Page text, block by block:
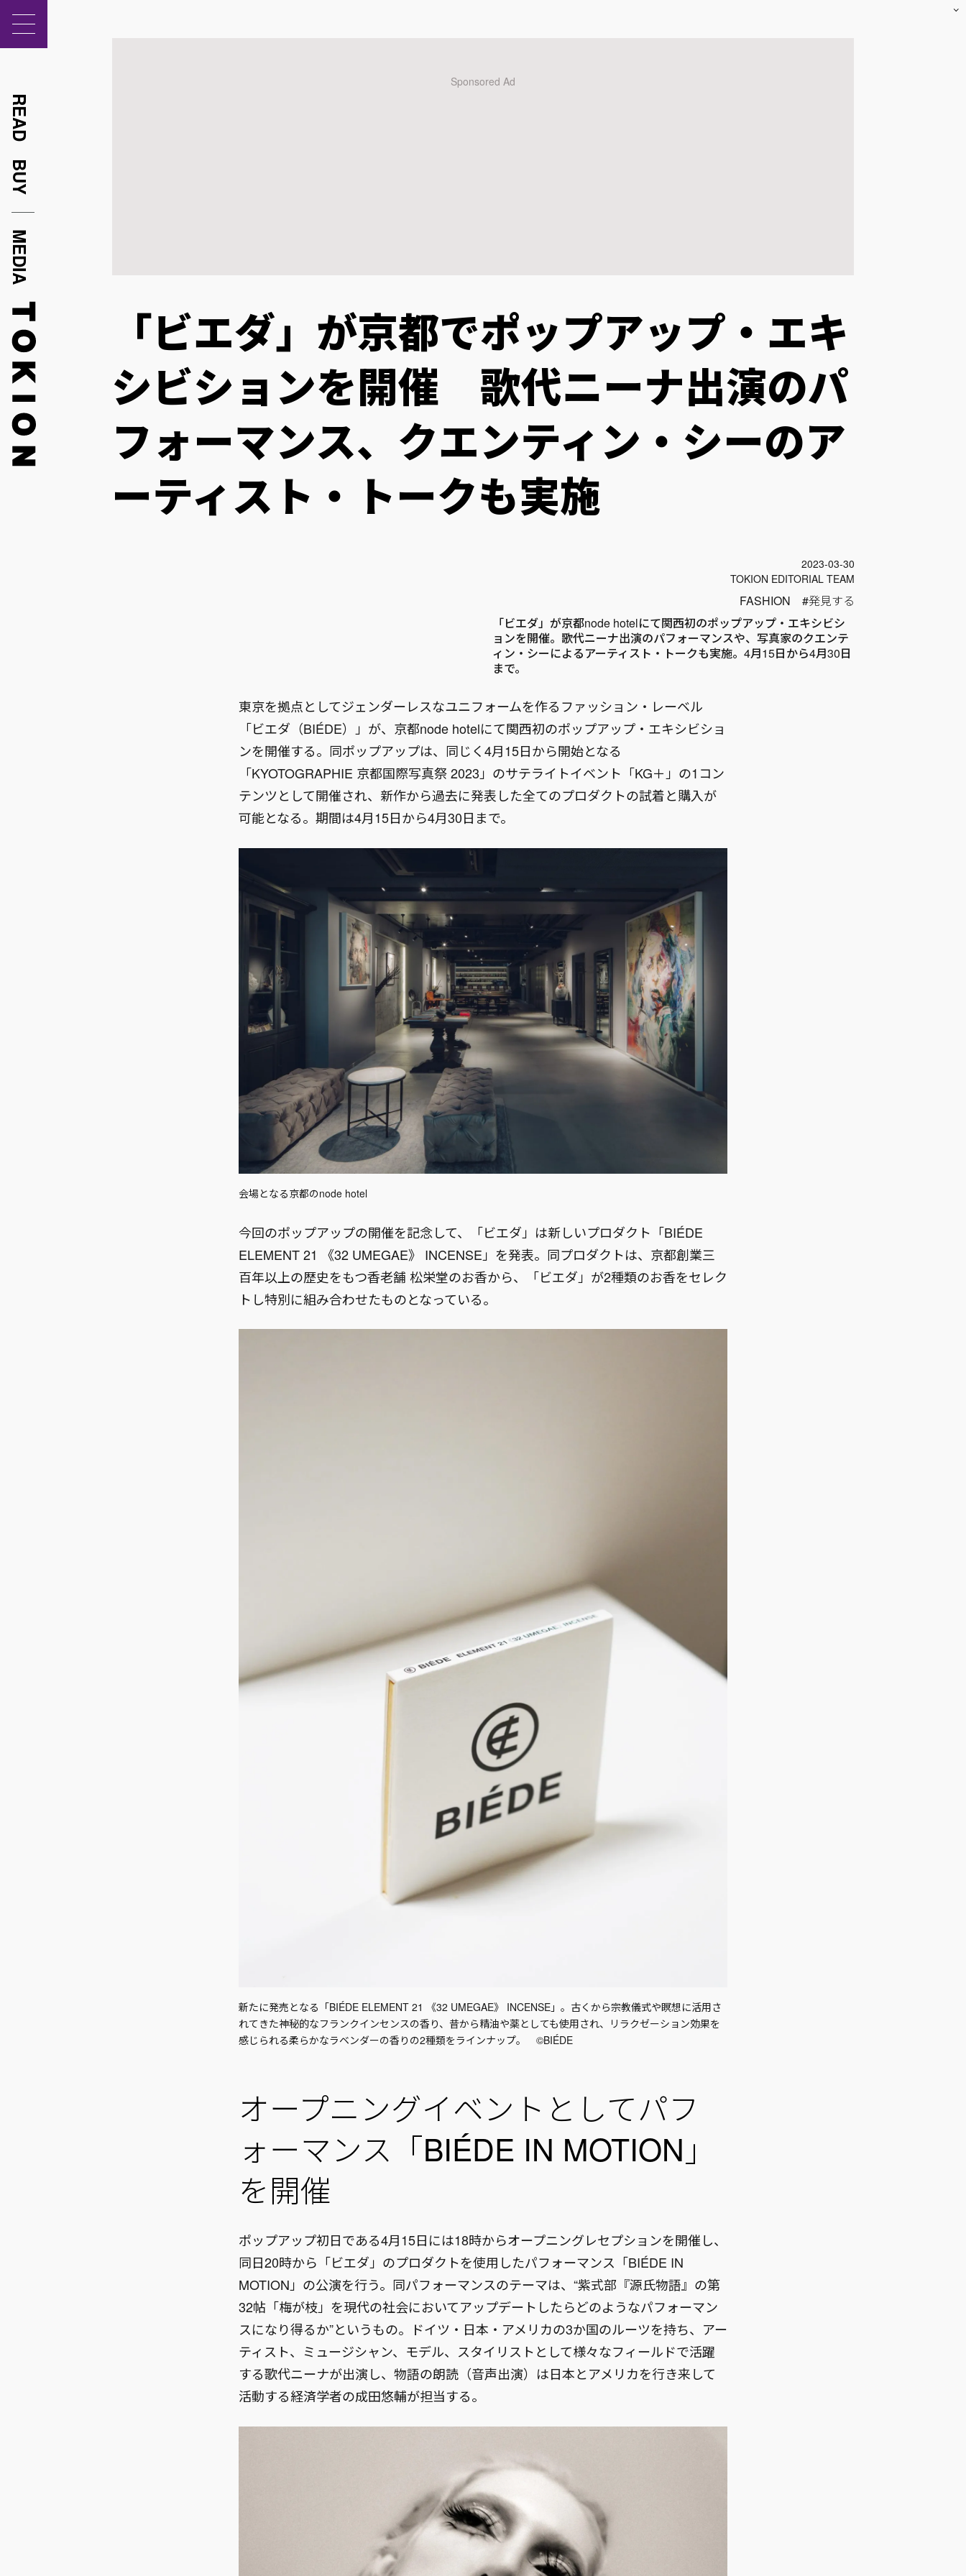
READ
BUY
MEDIA
「ビエダ」が京都でポップアップ・エキ
シビションを開催 歌代ニーナ出演のパ
フォーマンス、クエンティン・シーのア
ーティスト・トークも実施
投稿日
2023-03-30
Author
TOKION EDITORIAL TEAM
FASHION
発見する
「ビエダ」が京都node hotelにて関西初のポップアップ・エキシビシ
ョンを開催。歌代ニーナ出演のパフォーマンスや、写真家のクエンテ
ィン・シーによるアーティスト・トークも実施。4月15日から4月30日
まで。
東京を拠点としてジェンダーレスなユニフォームを作るファッション・レーベル
「ビエダ（BIÉDE）」が、京都node hotelにて関西初のポップアップ・エキシビショ
ンを開催する。同ポップアップは、同じく4月15日から開始となる
「KYOTOGRAPHIE 京都国際写真祭 2023」のサテライトイベント「KG＋」の1コン
テンツとして開催され、新作から過去に発表した全てのプロダクトの試着と購入が
可能となる。期間は4月15日から4月30日まで。
会場となる京都のnode hotel
今回のポップアップの開催を記念して、「ビエダ」は新しいプロダクト「BIÉDE
ELEMENT 21 《32 UMEGAE》 INCENSE」を発表。同プロダクトは、京都創業三
百年以上の歴史をもつ香老舗 松栄堂のお香から、「ビエダ」が2種類のお香をセレク
トし特別に組み合わせたものとなっている。
新たに発売となる「BIÉDE ELEMENT 21 《32 UMEGAE》 INCENSE」。古くから宗教儀式や瞑想に活用さ
れてきた神秘的なフランクインセンスの香り、昔から精油や薬としても使用され、リラクゼーション効果を
感じられる柔らかなラベンダーの香りの2種類をラインナップ。 ©BIÉDE
オープニングイベントとしてパフ
ォーマンス「BIÉDE IN MOTION」
を開催
ポップアップ初日である4月15日には18時からオープニングレセプションを開催し、
同日20時から「ビエダ」のプロダクトを使用したパフォーマンス「BIÉDE IN
MOTION」の公演を行う。同パフォーマンスのテーマは、“紫式部『源氏物語』の第
32帖「梅が枝」を現代の社会においてアップデートしたらどのようなパフォーマン
スになり得るか”というもの。ドイツ・日本・アメリカの3か国のルーツを持ち、アー
ティスト、ミュージシャン、モデル、スタイリストとして様々なフィールドで活躍
する歌代ニーナが出演し、物語の朗読（音声出演）は日本とアメリカを行き来して
活動する経済学者の成田悠輔が担当する。